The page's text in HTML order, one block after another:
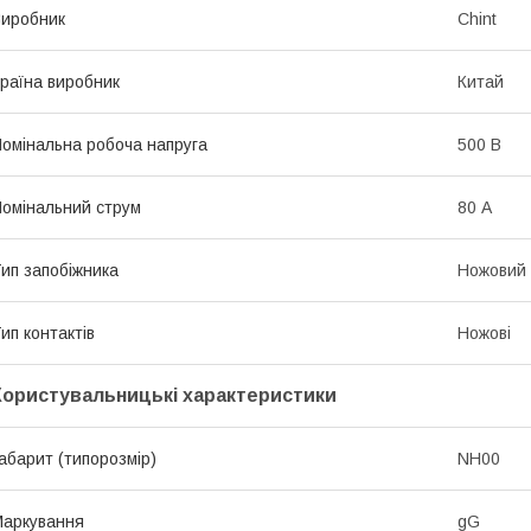
Chint
виробник Китай
робоча напруга 500 В
струм 80 А
запобіжника Ножовий
контактів Ножові
характеристики
(типорозмір) NH00
gG